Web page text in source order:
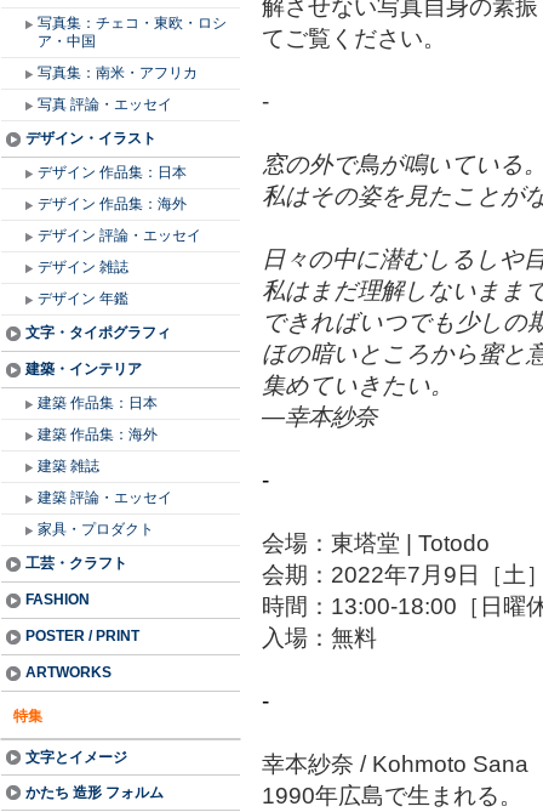
写真集：チェコ・東欧・ロシ
ア・中国
写真集：南米・アフリカ
写真 評論・エッセイ
デザイン・イラスト
デザイン 作品集：日本
デザイン 作品集：海外
デザイン 評論・エッセイ
デザイン 雑誌
デザイン 年鑑
文字・タイポグラフィ
建築・インテリア
建築 作品集：日本
建築 作品集：海外
建築 雑誌
建築 評論・エッセイ
家具・プロダクト
工芸・クラフト
FASHION
POSTER / PRINT
ARTWORKS
特集
文字とイメージ
かたち 造形 フォルム
解させない写真自身の素
てご覧ください。
-
窓の外で鳥が鳴いている
私はその姿を見たことが
日々の中に潜むしるしや
私はまだ理解しないまま
できればいつでも少しの
ほの暗いところから蜜と
集めていきたい。
―幸本紗奈
-
会場：東塔堂 | Totodo
会期：2022年7月9日［土
時間：13:00-18:00［日曜
入場：無料
-
幸本紗奈 / Kohmoto Sana
1990年広島で生まれる。